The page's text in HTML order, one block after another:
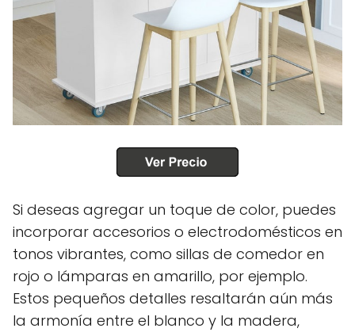
Si deseas agregar un toque de color, puedes
incorporar accesorios o electrodomésticos en
tonos vibrantes, como sillas de comedor en
rojo o lámparas en amarillo, por ejemplo.
Estos pequeños detalles resaltarán aún más
la armonía entre el blanco y la madera,